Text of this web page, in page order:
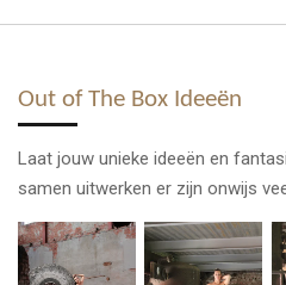
Out of The Box Ideeën
Laat jouw unieke ideeën en
samen uitwerken er zijn onwijs